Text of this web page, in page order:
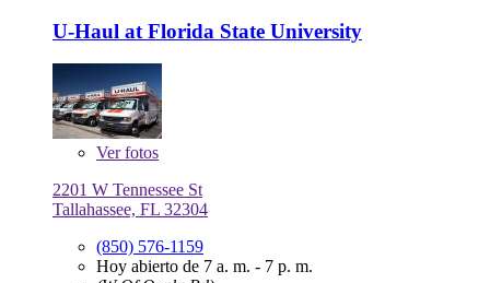
U-Haul at Florida State University
Verfotos
2201 W Tennessee St
Tallahassee, FL 32304
(850) 576-1159
Hoy abierto de 7 a. m. - 7 p. m.